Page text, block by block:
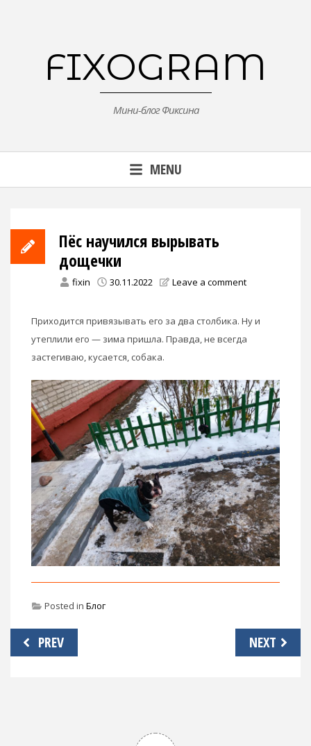
FIXOGRAM
Мини-блог Фиксина
MENU
Пёс научился вырывать
дощечки
fixin 30.11.2022 Leave a comment
Приходится привязывать его за два столбика. Ну и
утеплили его — зима пришла. Правда, не всегда
застегиваю, кусается, собака.
Posted in Блог
Навигация
по
PREV NEXT